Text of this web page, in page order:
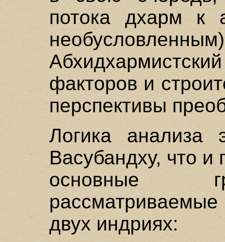
потока дхарм к
факторов и
перспективы
Логика анализа
Васубандху, что и
основные
двух индриях: